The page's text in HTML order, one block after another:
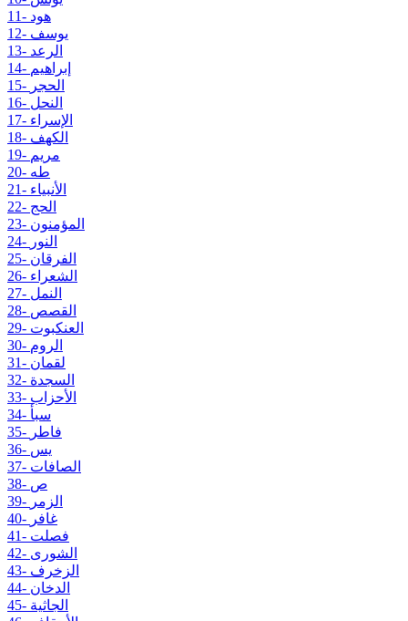
11- هود
12- يوسف
13- الرعد
14- إبراهيم
15- الحجر
16- النحل
17- الإسراء
18- الكهف
19- مريم
20- طه
21- الأنبياء
22- الحج
23- المؤمنون
24- النور
25- الفرقان
26- الشعراء
27- النمل
28- القصص
29- العنكبوت
30- الروم
31- لقمان
32- السجدة
33- الأحزاب
34- سبأ
35- فاطر
36- يس
37- الصافات
38- ص
39- الزمر
40- غافر
41- فصلت
42- الشورى
43- الزخرف
44- الدخان
45- الجاثية